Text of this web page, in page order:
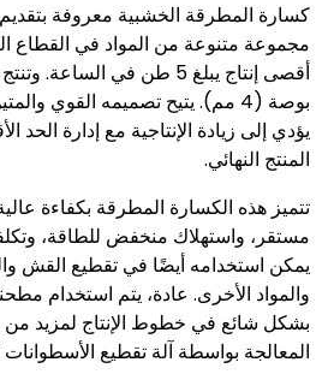
كسارة المطرقة الخشبية معروفة
مجموعة متنوعة من المواد في القطاع
بوصة (4 مم). يتيح تصميمه القوي
يؤدي إلى زيادة الإنتاجية مع إدارة
المنتج النهائي.
تتميز هذه الكسارة المطرقة بكفاءة
مستقر، واستهلاك منخفض للطاقة،
يمكن استخدامه أيضًا في تقطيع القش
والمواد الأخرى. عادة، يتم استخدام
بشكل شائع في خطوط الإنتاج لمزيد من
المعالجة بواسطة آلة تقطيع